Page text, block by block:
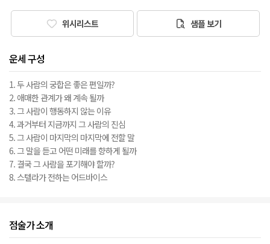
위시리스트 샘플 보기
운세 구성
1. 두 사람의 궁합은 좋은 편일까?
2. 애매한 관계가 왜 계속 될까
3. 그 사람이 행동하지 않는 이유
4. 과거부터 지금까지 그 사람의 진심
5. 그 사람이 마지막의 마지막에 전할 말
6. 그 말을 듣고 어떤 미래를 향하게 될까
7. 결국 그 사람을 포기해야 할까?
8. 스텔라가 전하는 어드바이스
점술가 소개